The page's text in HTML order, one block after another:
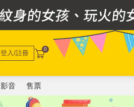
登入/註冊 0
影音 售票